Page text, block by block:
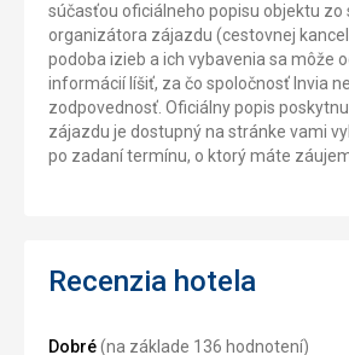
súčasťou oficiálneho popisu objektu zo
organizátora zájazdu (cestovnej
podoba izieb a ich vybavenia sa môže
informácií líšiť, za čo spoločnosť Invia
zodpovednosť. Oficiálny popis
zájazdu je dostupný na stránke vami
po zadaní termínu, o ktorý máte
Recenzia hotela
Dobré(na základe 136 hodnotení)